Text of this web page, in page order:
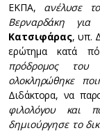
ΕΚΠΑ, ανέλυσε
Βερναρδάκη για
Κατσιφάρας, υπ.
ερώτημα κατά
πρόδρομος του
ολοκληρώθηκε
Διδάκτορα, να
φιλολόγου και
δημιούργησε το